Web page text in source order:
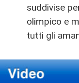
suddivise
olimpico e
tutti gli